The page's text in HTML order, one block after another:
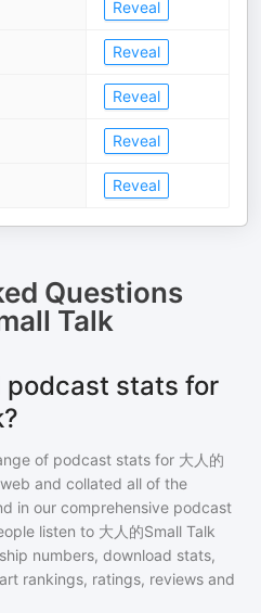
Reveal
Reveal
Reveal
Reveal
Reveal
Questions
Talk
podcast stats for
of podcast stats for 大人的
and collated all of the
in our comprehensive podcast
listen to 大人的Small Talk
numbers, download stats,
rankings, ratings, reviews and